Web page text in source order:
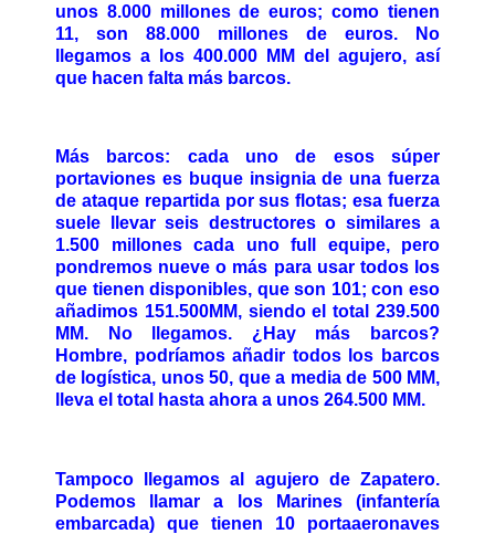
unos 8.000 millones de euros; como tienen
11, son 88.000 millones de euros. No
llegamos a los 400.000 MM del agujero, así
que hacen falta más barcos.
Más barcos: cada uno de esos súper
portaviones es buque insignia de una fuerza
de ataque repartida por sus flotas; esa fuerza
suele llevar seis destructores o similares a
1.500 millones cada uno full equipe, pero
pondremos nueve o más para usar todos los
que tienen disponibles, que son 101; con eso
añadimos 151.500MM, siendo el total 239.500
MM. No llegamos. ¿Hay más barcos?
Hombre, podríamos añadir todos los barcos
de logística, unos 50, que a media de 500 MM,
lleva el total hasta ahora a unos 264.500 MM.
Tampoco llegamos al agujero de Zapatero.
Podemos llamar a los Marines (infantería
embarcada) que tienen 10 portaaeronaves